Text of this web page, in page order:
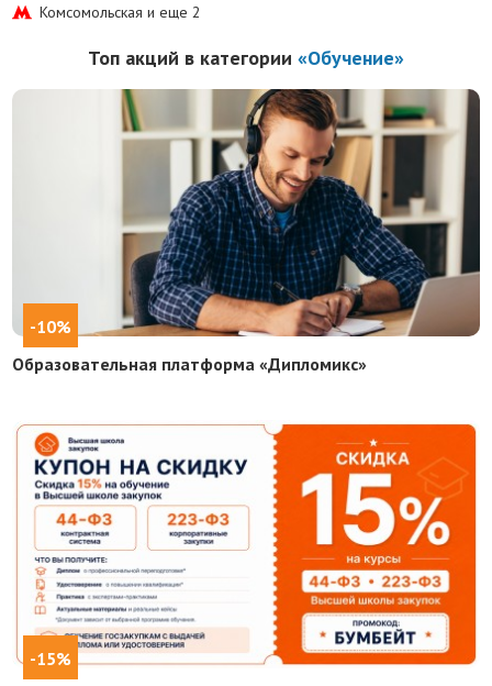
Комсомольская и еще2
Топ акций в категории «Обучение»
-10%
Образовательная платформа «Дипломикс»
-15%